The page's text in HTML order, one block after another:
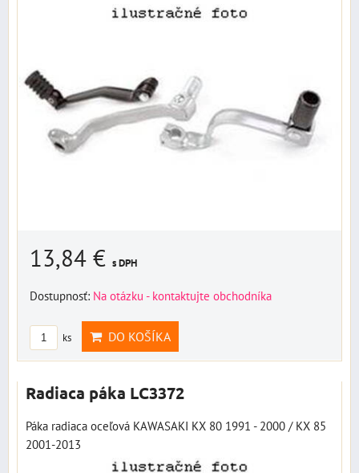
13,84 € s DPH
Dostupnosť: Na otázku - kontaktujte obchodníka
ks DO KOŠÍKA
Radiaca páka LC3372
Páka radiaca oceľová KAWASAKI KX 80 1991 - 2000 / KX 85
2001-2013